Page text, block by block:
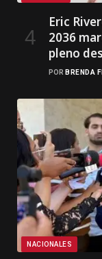
Eric
2036
pleno
POR BRENDA
NACIONALES